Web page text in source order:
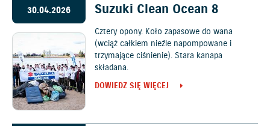
30.04.2026 Suzuki Clean Ocean 8
Cztery opony. Koło zapasowe do wana
(wciąż całkiem nieźle napompowane i
trzymające ciśnienie). Stara kanapa
składana.
DOWIEDZ SIĘ WIĘCEJ